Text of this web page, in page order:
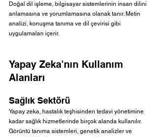
Doğal dil işleme, bilgisayar sistemlerinin insan dilini
anlamasına ve yorumlamasına olanak tanır. Metin
analizi, konuşma tanıma ve dil çevirisi gibi
uygulamaları içerir.
Yapay Zeka'nın Kullanım
Alanları
Sağlık Sektörü
Yapay zeka, hastalık teşhisinden tedavi yönetimine
kadar sağlık hizmetlerinde birçok alanda kullanılır.
Görüntü tanıma sistemleri, genetik analizler ve